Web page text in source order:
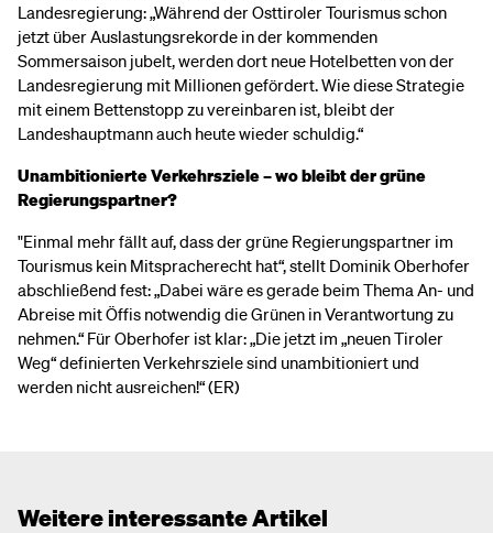
Landesregierung: „Während der Osttiroler Tourismus schon
jetzt über Auslastungsrekorde in der kommenden
Sommersaison jubelt, werden dort neue Hotelbetten von der
Landesregierung mit Millionen gefördert. Wie diese Strategie
mit einem Bettenstopp zu vereinbaren ist, bleibt der
Landeshauptmann auch heute wieder schuldig.“
Unambitionierte Verkehrsziele – wo bleibt der grüne
Regierungspartner?
"Einmal mehr fällt auf, dass der grüne Regierungspartner im
Tourismus kein Mitspracherecht hat“, stellt Dominik Oberhofer
abschließend fest: „Dabei wäre es gerade beim Thema An- und
Abreise mit Öffis notwendig die Grünen in Verantwortung zu
nehmen.“ Für Oberhofer ist klar: „Die jetzt im „neuen Tiroler
Weg“ definierten Verkehrsziele sind unambitioniert und
werden nicht ausreichen!“ (ER)
Weitere interessante Artikel